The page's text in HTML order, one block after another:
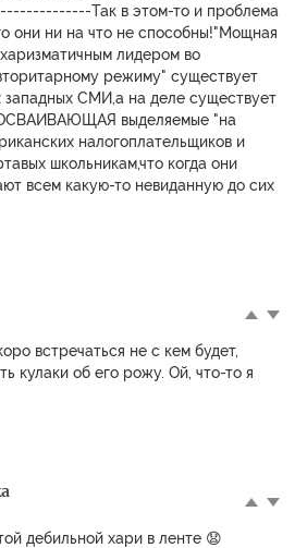
Так в этом-то и проблема
они ни на что не способны!"Мощная
лидером во
режиму" существует
западных СМИ,а на деле существует
выделяемые "на
налогоплательщиков и
школьникам,что когда они
всем какую-то невиданную до сих
встречаться не с кем будет,
кулаки об его рожу. Ой, что-то я
дебильной хари в ленте 😧